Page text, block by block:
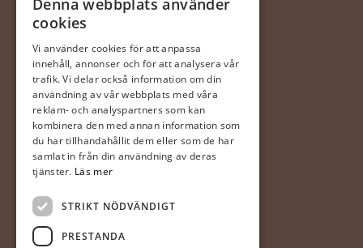
0470 – 281 44
Mån-fre 10:00 – 20:00
Lördag 10:00 – 18:00
Söndag 10:00 – 18:00
Halmstad
(Hallarna)
Gerdas Te & Kaffehandel
Prästvägen 1
302 63 Halmstad
Denna webbplats använder
cookies
Vi använder cookies för att anpassa
innehåll, annonser och för att analysera vår
trafik. Vi delar också information om din
användning av vår webbplats med våra
reklam- och analyspartners som kan
kombinera den med annan information som
du har tillhandahållit dem eller som de har
samlat in från din användning av deras
tjänster. Läs mer
STRIKT NÖDVÄNDIGT
PRESTANDA